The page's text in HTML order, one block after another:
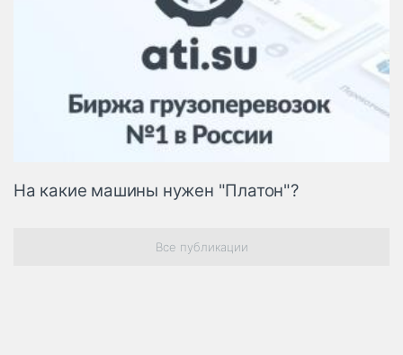
На какие машины нужен "Платон"?
Все публикации